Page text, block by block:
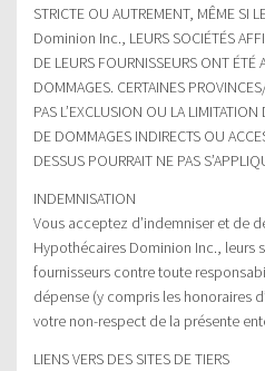
STRICTE OU AUTREMENT, MÊME
Dominion Inc., LEURS SOCIÉTÉS
DE LEURS FOURNISSEURS ONT ÉTÉ
DOMMAGES. CERTAINES
PAS L’EXCLUSION OU LA
DE DOMMAGES INDIRECTS OU
DESSUS POURRAIT NE PAS
INDEMNISATION
Vous acceptez d’indemniser et de
Hypothécaires Dominion Inc., leurs
fournisseurs contre toute
dépense (y compris les honoraires
votre non-respect de la présente
LIENS VERS DES SITES DE TIERS